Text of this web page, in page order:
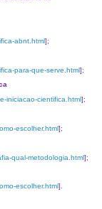
abnt.html];
para-que-serve.html];
iniciacao-cientifica.html];
escolher.html];
qual-metodologia.html];
escolher.html].